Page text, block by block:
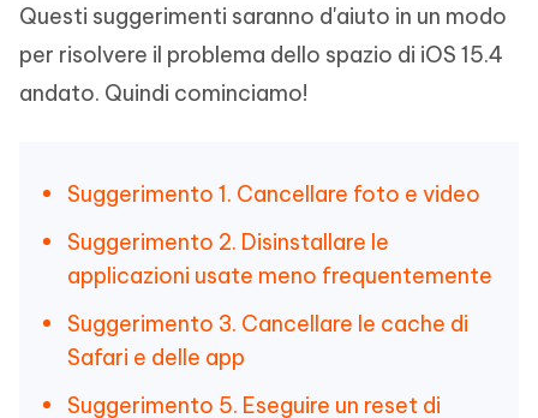
Questi suggerimenti saranno d'aiuto in un modo
per risolvere il problema dello spazio di iOS 15.4
andato. Quindi cominciamo!
Suggerimento 1. Cancellare foto e video
Suggerimento 2. Disinstallare le
applicazioni usate meno frequentemente
Suggerimento 3. Cancellare le cache di
Safari e delle app
Suggerimento 5. Eseguire un reset di